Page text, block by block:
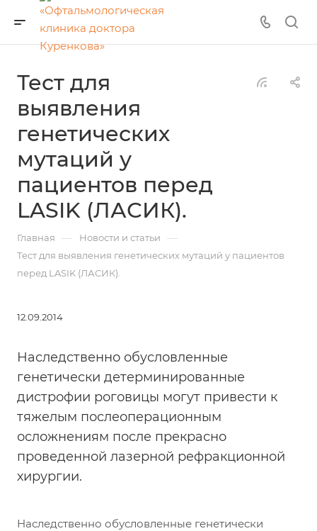
Тест для
выявления
генетических
мутаций у
пациентов перед
LASIK (ЛАСИК).
Главная — Новости и статьи —
Тест для выявления генетических мутаций у пациентов
перед LASIK (ЛАСИК).
12.09.2014
Наследственно обусловленные
генетически детерминированные
дистрофии роговицы могут привести к
тяжелым послеоперационным
осложнениям после прекрасно
проведенной лазерной рефракционной
хирургии.
Наследственно обусловленные генетически